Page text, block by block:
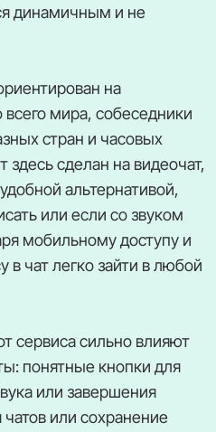
динамичным и не
на
мира, собеседники
стран и часовых
здесь сделан на видеочат,
альтернативой,
или если со звуком
мобильному доступу и
в чат легко зайти в любой
сервиса сильно влияют
понятные кнопки для
или завершения
чатов или сохранение